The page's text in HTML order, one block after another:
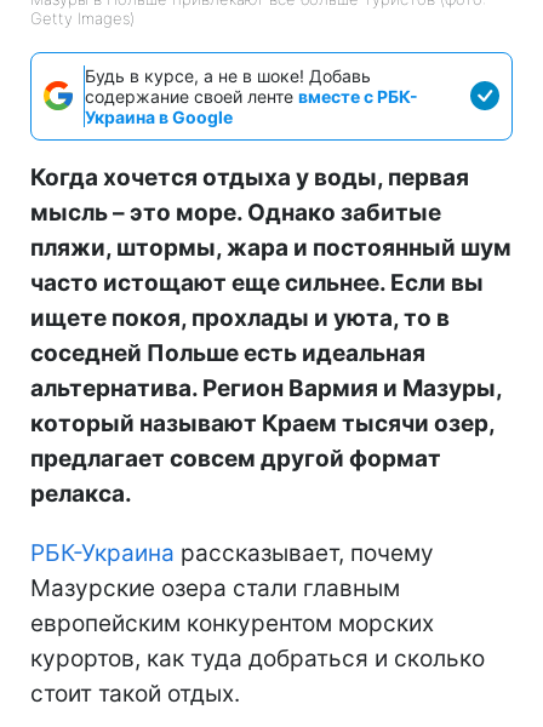
Getty Images)
Будь в курсе, а не в шоке! Добавь
содержание своей ленте вместе с РБК-
Украина в Google
Когда хочется отдыха у воды, первая
мысль – это море. Однако забитые
пляжи, штормы, жара и постоянный шум
часто истощают еще сильнее. Если вы
ищете покоя, прохлады и уюта, то в
соседней Польше есть идеальная
альтернатива. Регион Вармия и Мазуры,
который называют Краем тысячи озер,
предлагает совсем другой формат
релакса.
РБК-Украина рассказывает, почему
Мазурские озера стали главным
европейским конкурентом морских
курортов, как туда добраться и сколько
стоит такой отдых.